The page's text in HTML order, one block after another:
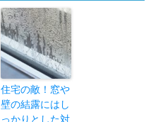
住宅の敵！窓や
壁の結露にはし
っかりとした対